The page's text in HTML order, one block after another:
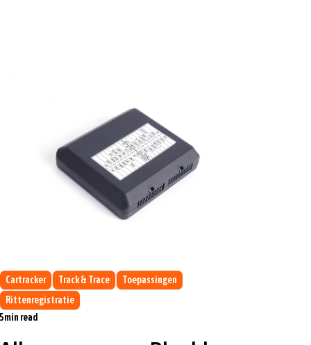
Cartracker Track & Trace
Toepassingen
Rittenregistratie
5min read